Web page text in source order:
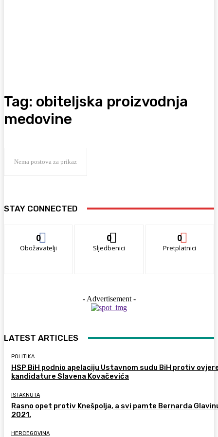
Tag: obiteljska proizvodnja
medovine
Nema postova za prikaz
STAY CONNECTED
0
Obožavatelji
0
Sljedbenici
0
Pretplatnici
- Advertisement -
LATEST ARTICLES
POLITIKA
HSP BiH podnio apelaciju Ustavnom sudu BiH protiv
kandidature Slavena Kovačevića
ISTAKNUTA
Rasno opet protiv Knešpolja, a svi pamte Bernarda
2021.
HERCEGOVINA